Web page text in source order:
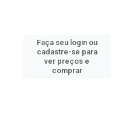
Faça seu login ou
cadastre-se para
ver preços e
comprar